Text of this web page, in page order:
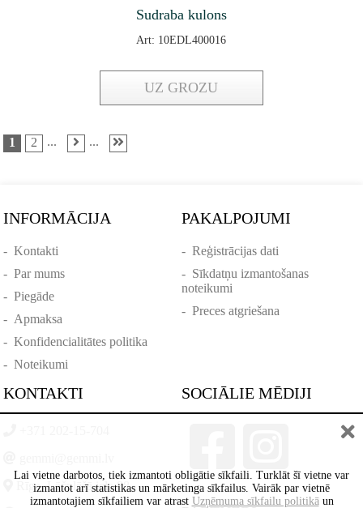
Sudraba kulons
Art: 10EDL400016
UZ GROZU
1 2 ... ...
INFORMĀCIJA
-Kontakti
-Par mums
-Piegāde
- Apmaksa
-Konfidencialitātes politika
-Noteikumi
PAKALPOJUMI
- Reģistrācijas dati
- Sīkdatņu izmantošanas
noteikumi
- Preces atgriešana
KONTAKTI
Rīga, Lāčplēšā iela 88
SOCIĀLIE MĒDIJI
Lai vietne darbotos, tiek izmantoti obligātie sīkfaili. Turklāt šī vietne var
izmantot arī statistikas un mārketinga sīkfailus. Vairāk par vietnē
izmantotajiem sīkfailiem var atrast Uzņēmuma sīkfailu politikāun